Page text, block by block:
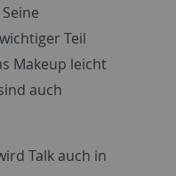
Teil
Makeup leicht
auch
Talk auch in